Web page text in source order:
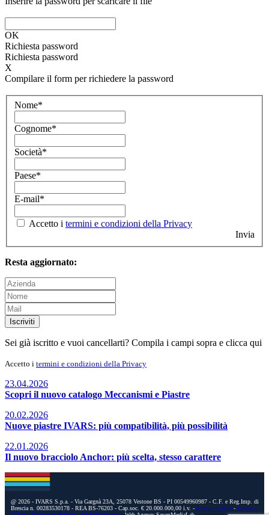
OK
Richiesta password
Richiesta password
X
Compilare il form per richiedere la password
Nome*
Cognome*
Società*
Paese*
E-mail*
Accetto i termini e condizioni della Privacy
Invia
Resta aggiornato:
Iscriviti
Sei già iscritto e vuoi cancellarti? Compila i campi sopra e clicca qui
Accetto i termini e condizioni della Privacy
23.04.2026
Scopri il nuovo catalogo Meccanismi e Piastre
20.02.2026
Nuove piastre IVARS: più compatibilità, più possibilità
22.01.2026
Il nuovo bracciolo Anchor: più scelta, stesso carattere
@ 2026 - IVARS S.p.a. - Via Gargnà 23A, 25078 Vestone BS - PI 00549960987 - C.F. e Reg.Imp. di
Brescia n. 00283530178 - REA BS-76203 - Cap.soc. € 20.000.000,00 i.v. - Privacy Policy - Cookies